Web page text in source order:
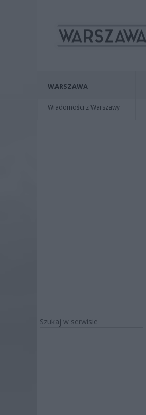
WARSZAWA
Wiadomości z Warszawy
Szukaj w serwisie